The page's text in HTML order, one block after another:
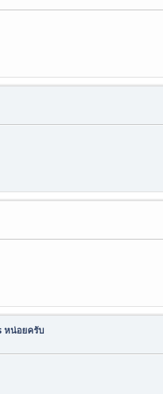
หน่อยครับ